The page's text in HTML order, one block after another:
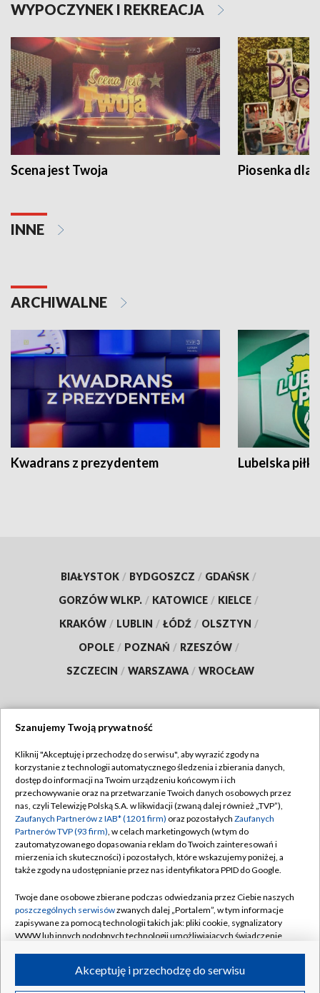
WYPOCZYNEK I REKREACJA
Scena jest Twoja Piosenka dla
INNE
ARCHIWALNE
Kwadrans z prezydentem Lubelska piłka
BIAŁYSTOK / BYDGOSZCZ / GDAŃSK /
GORZÓW WLKP. / KATOWICE / KIELCE /
KRAKÓW / LUBLIN / ŁÓDŹ / OLSZTYN /
OPOLE / POZNAŃ / RZESZÓW /
SZCZECIN / WARSZAWA / WROCŁAW
TVP
Abonament TVP
Emisja w TVP
Centrum informacji TVP
Naziemna Telewizja Cyfrowa
Rada Programowa
System NOS
Informacje o nadawcy
Program dla prasy
Regulamin TVP
Polityka prywatności
Moje zgody
Pomoc
Kontakt
Kanały
Szanujemy Twoją prywatność
Kliknij "Akceptuję i przechodzę do serwisu", aby wyrazić zgody na
korzystanie z technologii automatycznego śledzenia i zbierania danych,
dostęp do informacji na Twoim urządzeniu końcowym i ich
przechowywanie oraz na przetwarzanie Twoich danych osobowych przez
nas, czyli Telewizję Polską S.A. w likwidacji (zwaną dalej również „TVP”),
Zaufanych Partnerów z IAB* (1201 firm) oraz pozostałych Zaufanych
Partnerów TVP (93 firm), w celach marketingowych (w tym do
zautomatyzowanego dopasowania reklam do Twoich zainteresowań i
mierzenia ich skuteczności) i pozostałych, które wskazujemy poniżej, a
także zgody na udostępnianie przez nas identyfikatora PPID do Google.
Twoje dane osobowe zbierane podczas odwiedzania przez Ciebie naszych
poszczególnych serwisówzwanych dalej „Portalem”, w tym informacje
zapisywane za pomocą technologii takich jak: pliki cookie, sygnalizatory
WWW lub innych podobnych technologii umożliwiających świadczenie
ruchu w Internecie.Akceptuję i przechodzę do serwisu